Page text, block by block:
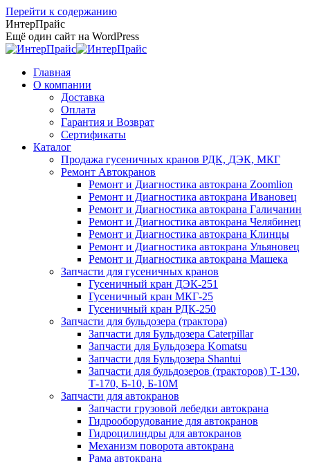
Перейти к содержанию
ИнтерПрайс
Ещё один сайт на WordPress
Главная
О компании
Доставка
Оплата
Гарантия и Возврат
Сертификаты
Каталог
Продажа гусеничных кранов РДК, ДЭК, МКГ
Ремонт Автокранов
Ремонт и Диагностика автокрана Zoomlion
Ремонт и Диагностика автокрана Ивановец
Ремонт и Диагностика автокрана Галичанин
Ремонт и Диагностика автокрана Челябинец
Ремонт и Диагностика автокрана Клинцы
Ремонт и Диагностика автокрана Ульяновец
Ремонт и Диагностика автокрана Машека
Запчасти для гусеничных кранов
Гусеничный кран ДЭК-251
Гусеничный кран МКГ-25
Гусеничный кран РДК-250
Запчасти для бульдозера (трактора)
Запчасти для Бульдозера Caterpillar
Запчасти для Бульдозера Komatsu
Запчасти для Бульдозера Shantui
Запчасти для бульдозеров (тракторов) Т-130,
Т-170, Б-10, Б-10М
Запчасти для автокранов
Запчасти грузовой лебедки автокрана
Гидрооборудование для автокранов
Гидроцилиндры для автокранов
Механизм поворота автокрана
Рама автокрана